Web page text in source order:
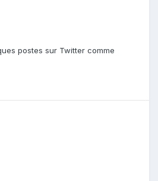
postes sur Twitter comme